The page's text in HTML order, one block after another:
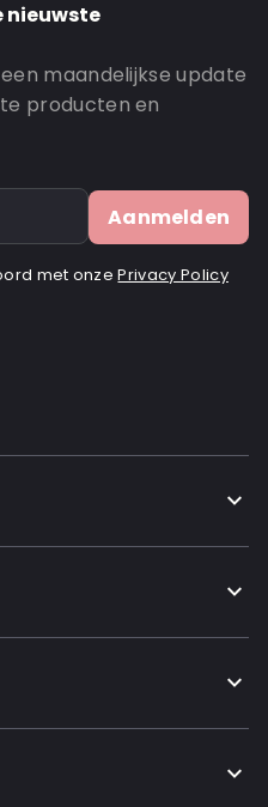
nieuwste
maandelijkse update
producten en
Aanmelden
met onzePrivacy Policy